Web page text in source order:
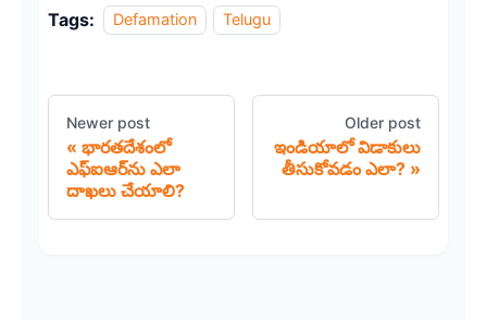
Tags: Defamation Telugu
Newer post
భారతదేశంలో
ఎఫ్‌ఐఆర్‌ను ఎలా
దాఖలు చేయాలి?
Older post
ఇండియాలో విడాకులు
తీసుకోవడం ఎలా?